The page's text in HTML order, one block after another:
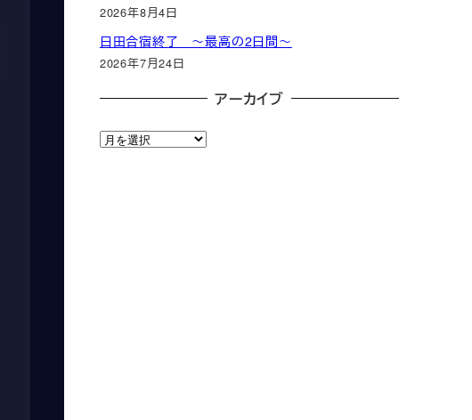
2026年8月4日
日田合宿終了 ～最高の2日間～
2026年7月24日
アーカイブ
ア